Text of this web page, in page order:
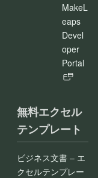
MakeL
eaps
Devel
oper
Portal
無料エクセル
テンプレート
ビジネス文書 – エ
クセルテンプレー